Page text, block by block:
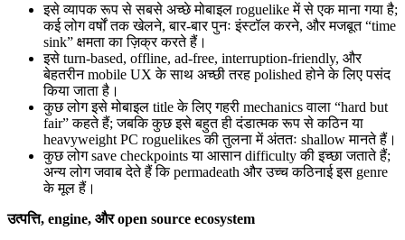
इसे व्यापक रूप से सबसे अच्छे मोबाइल roguelike में से एक माना गया है;
कई लोग वर्षों तक खेलने, बार-बार पुनः इंस्टॉल करने, और मजबूत “time
sink” क्षमता का ज़िक्र करते हैं।
इसे turn-based, offline, ad‑free, interruption‑friendly, और
बेहतरीन mobile UX के साथ अच्छी तरह polished होने के लिए पसंद
किया जाता है।
कुछ लोग इसे मोबाइल title के लिए गहरी mechanics वाला “hard but
fair” कहते हैं; जबकि कुछ इसे बहुत ही दंडात्मक रूप से कठिन या
heavyweight PC roguelikes की तुलना में अंततः shallow मानते हैं।
कुछ लोग save checkpoints या आसान difficulty की इच्छा जताते हैं;
अन्य लोग जवाब देते हैं कि permadeath और उच्च कठिनाई इस genre
के मूल हैं।
उत्पत्ति, engine, और open source ecosystem